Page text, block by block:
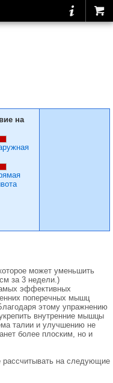
на
может уменьшить
за 3 недели.)
эффективных
поперечных мышц
этому упражнению
внутренние мышцы
талии и улучшению не
более плоским, но и
на следующие